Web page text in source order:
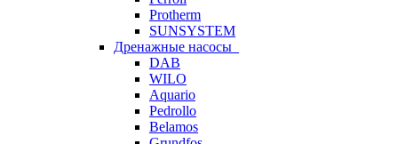
Protherm
SUNSYSTEM
Дренажные насосы
DAB
WILO
Aquario
Pedrollo
Belamos